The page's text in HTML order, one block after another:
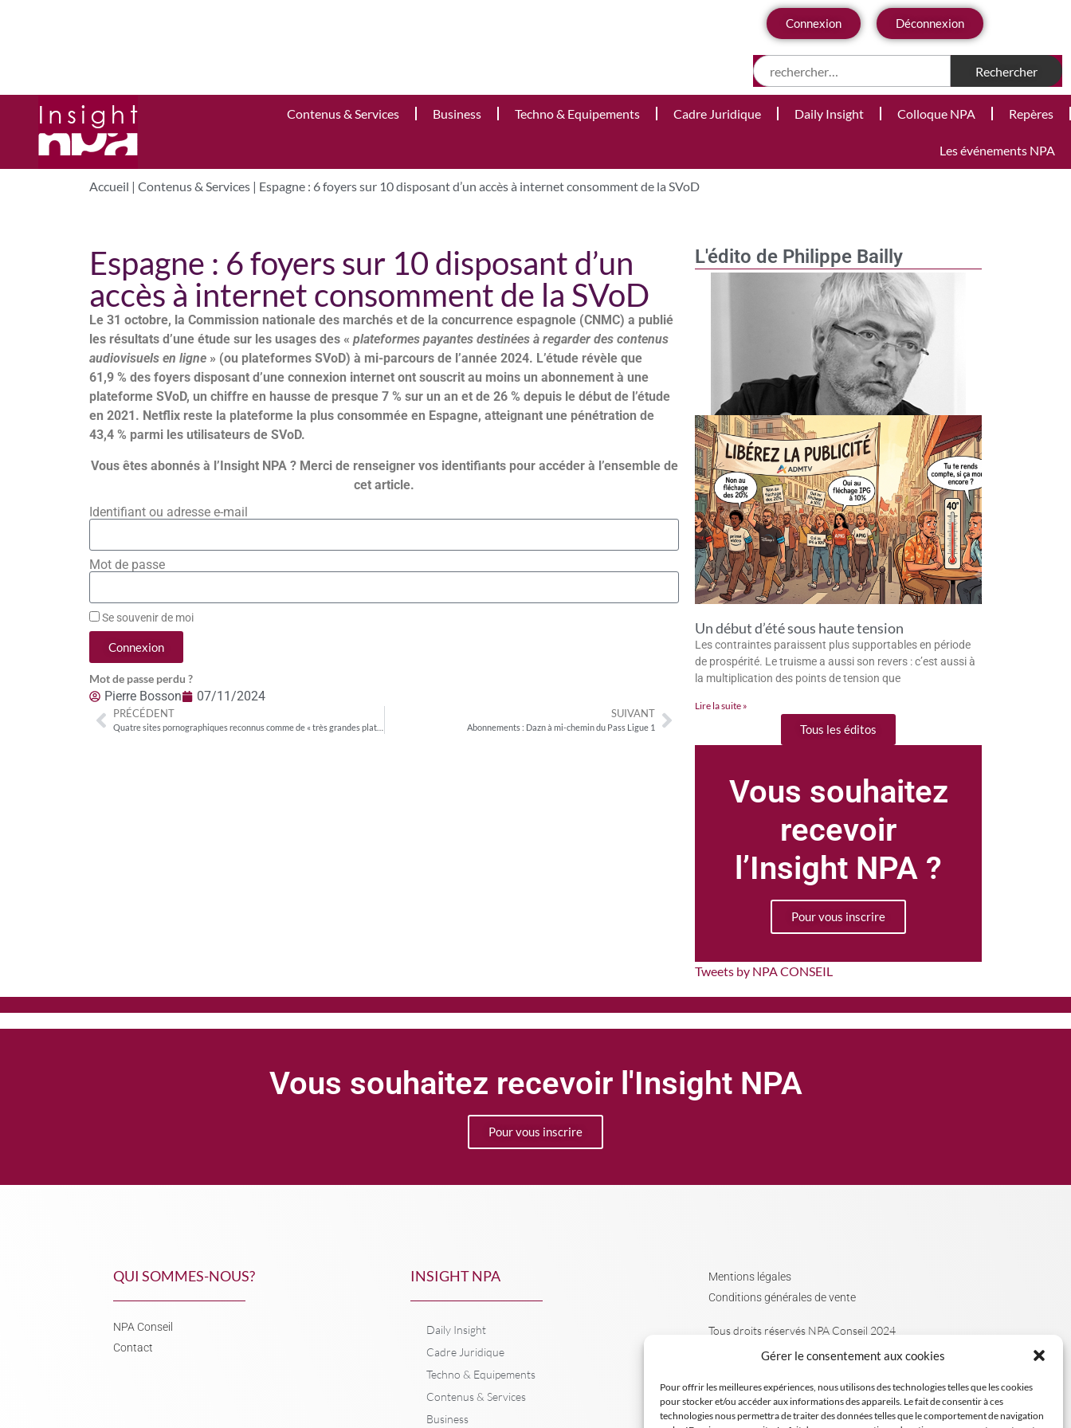
Gérer le consentement aux cookies
Pour offrir les meilleures expériences, nous utilisons des technologies telles que les cookies
pour stocker et/ou accéder aux informations des appareils. Le fait de consentir à ces
technologies nous permettra de traiter des données telles que le comportement de navigation
Connexion Déconnexion
Contenus & Services Business Techno & Equipements Cadre Juridique Daily Insight Colloque NPA Repères
Les événements NPA
Accueil | Contenus & Services | Espagne : 6 foyers sur 10 disposant d’un accès à internet consomment de la SVoD
L'édito de Philippe Bailly
Un début d’été sous haute tension
Les contraintes paraissent plus supportables en période
de prospérité. Le truisme a aussi son revers : c’est aussi à
la multiplication des points de tension que
Lire la suite »
Tous les éditos
Vous souhaitez
recevoir
l’Insight NPA ?
Pour vous inscrire
Tweets by NPA CONSEIL
Espagne : 6 foyers sur 10 disposant d’un
accès à internet consomment de la SVoD
Le 31 octobre, la Commission nationale des marchés et de la concurrence espagnole (CNMC) a publié
les résultats d’une étude sur les usages des «plateformes payantes destinées à regarder des contenus
audiovisuels en ligne » (ou plateformes SVoD) à mi-parcours de l’année 2024. L’étude révèle que
61,9 % des foyers disposant d’une connexion internet ont souscrit au moins un abonnement à une
plateforme SVoD, un chiffre en hausse de presque 7 % sur un an et de 26 % depuis le début de l’étude
en 2021. Netflix reste la plateforme la plus consommée en Espagne, atteignant une pénétration de
43,4 % parmi les utilisateurs de SVoD.
Vous êtes abonnés à l’Insight NPA ? Merci de renseigner vos identifiants pour accéder à l’ensemble de
cet article.
Identifiant ou adresse e-mail
Mot de passe
Se souvenir de moi
Connexion
Mot de passe perdu ?
Pierre Bosson 07/11/2024
PRÉCÉDENT SUIVANT
Abonnements : Dazn à mi-chemin du Pass Ligue 1
Vous souhaitez recevoir l'Insight NPA
Pour vous inscrire
QUI SOMMES-NOUS?
NPA Conseil
Contact
INSIGHT NPA
Daily Insight
Cadre Juridique
Techno & Equipements
Contenus & Services
Business
Mentions légales
Conditions générales de vente
Tous droits réservés NPA Conseil 2024